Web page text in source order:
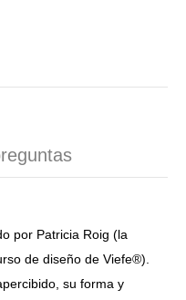
por Patricia Roig (la
de diseño de Viefe®).
su forma y